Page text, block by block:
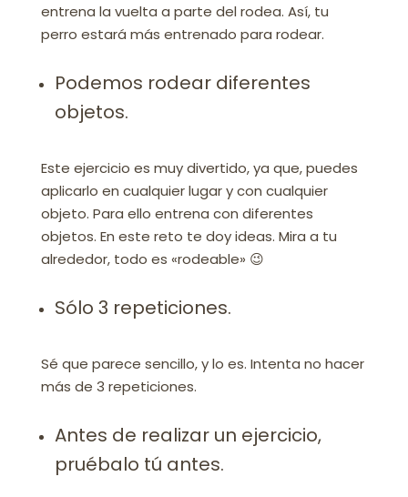
entrena la vuelta a parte del rodea. Así, tu
perro estará más entrenado para rodear.
Podemos rodear diferentes
objetos.
Este ejercicio es muy divertido, ya que, puedes
aplicarlo en cualquier lugar y con cualquier
objeto. Para ello entrena con diferentes
objetos. En este reto te doy ideas. Mira a tu
alrededor, todo es «rodeable» 😉
Sólo 3 repeticiones.
Sé que parece sencillo, y lo es. Intenta no hacer
más de 3 repeticiones.
Antes de realizar un ejercicio,
pruébalo tú antes.